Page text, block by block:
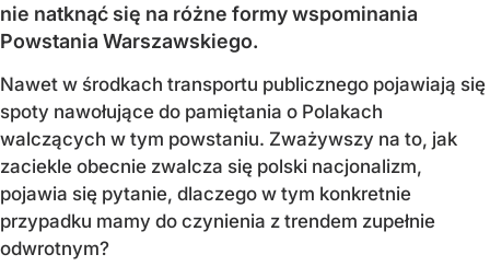
nie natknąć się na różne formy wspominania
Powstania Warszawskiego.
Nawet w środkach transportu publicznego pojawiają się
spoty nawołujące do pamiętania o Polakach
walczących w tym powstaniu. Zważywszy na to, jak
zaciekle obecnie zwalcza się polski nacjonalizm,
pojawia się pytanie, dlaczego w tym konkretnie
przypadku mamy do czynienia z trendem zupełnie
odwrotnym?